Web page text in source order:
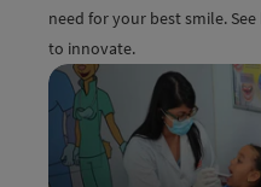
need for your best smile.
to innovate.